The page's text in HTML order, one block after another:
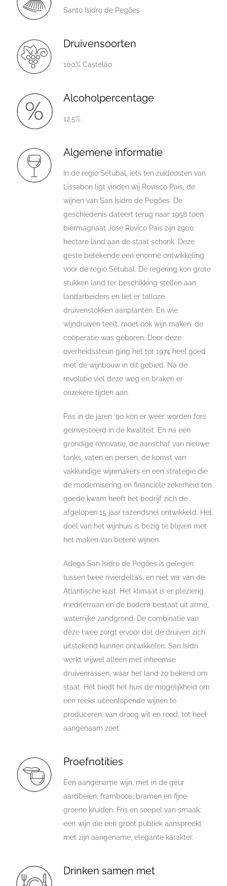
Santo Isidro de Pegões
Druivensoorten
100% Castelão
Alcoholpercentage
12,5%
Algemene informatie
In de regio Sétubal, iets ten zuidoosten van
Lissabon ligt vinden wij Rovisco Pais, de
wijnen van San Isidro de Pegões. De
geschiedenis dateert terug naar 1958 toen
biermagnaat Jose Rovico Pais zijn 2900
hectare land aan de staat schonk. Deze
geste betekende een enorme ontwikkeling
voor de regio Sétubal. De regering kon grote
stukken land ter beschikking stellen aan
landarbeiders en liet er talloze
druivenstokken aanplanten. En wie
wijndruiven teelt, moet ook wijn maken: de
coöperatie was geboren. Door deze
overheidssteun ging het tot 1974 heel goed
met de wijnbouw in dit gebied. Na de
revolutie viel deze weg en braken er
onzekere tijden aan.
Pas in de jaren ’90 kon er weer worden fors
geïnvesteerd in de kwaliteit. En na een
grondige renovatie, de aanschaf van nieuwe
tanks, vaten en persen, de komst van
vakkundige wijnmakers en een strategie die
de modernisering en financiële zekerheid ten
goede kwam heeft het bedrijf zich de
afgelopen 15 jaar razendsnel ontwikkeld. Het
doel van het wijnhuis is bezig te blijven met
het maken van betere wijnen.
Adega San Isidro de Pegões is gelegen
tussen twee rivierdelta’s, en niet ver van de
Atlantische kust. Het klimaat is er plezierig
mediterraan en de bodem bestaat uit arme,
waterrijke zandgrond. De combinatie van
deze twee zorgt ervoor dat de druiven zich
uitstekend kunnen ontwikkelen. San Isidri
werkt vrijwel alleen met inheemse
druivenrassen, waar het land zo bekend om
staat. Het biedt het huis de mogelijkheid om
een reeks uiteenlopende wijnen te
produceren: van droog wit en rood, tot heel
aangenaam zoet.
Proefnotities
Een aangename wijn, met in de geur
aardbeien, framboos, bramen en fijne
groene kruiden. Fris en soepel van smaak:
een wijn die een groot publiek aanspreekt
met zijn aangename, elegante karakter.
Drinken samen met